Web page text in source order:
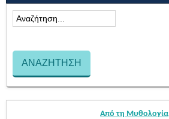
Από τη Μυθολογία